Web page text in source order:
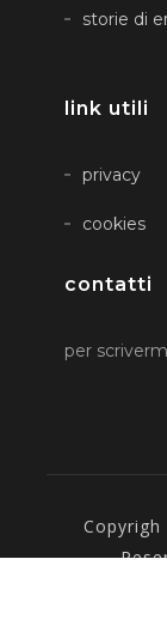
storie di
link utili
privacy
cookies
contatti
per